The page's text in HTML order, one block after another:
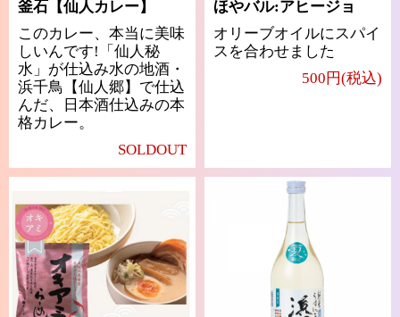
釜石【仙人カレー】
このカレー、本当に美味
しいんです!「仙人秘
水」が仕込み水の地酒・
浜千鳥【仙人郷】で仕込
んだ、日本酒仕込みの本
格カレー。
SOLDOUT
ほやバル:アヒージョ
オリーブオイルにスパイ
スを合わせました
500円(税込)